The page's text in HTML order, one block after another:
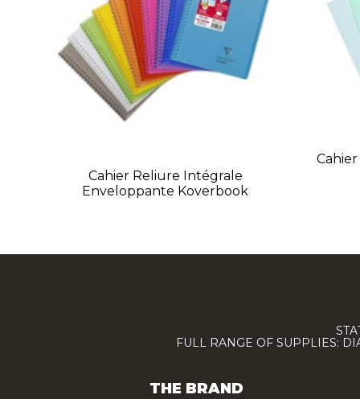
Cahier Reliure Intégrale
Enveloppante Koverbook
FULL RANGE OF SUPPLIES:
THE BRAND